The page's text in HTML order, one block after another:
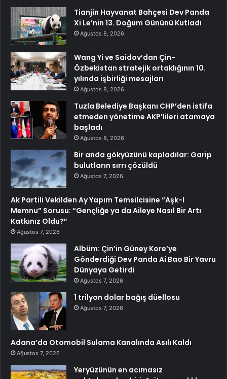
Tianjin Hayvanat Bahçesi Dev Panda
Xi Le’nin 13. Doğum Gününü Kutladı
Ağustos 8, 2026
Wang Yi ve Saidov’dan Çin-
Özbekistan stratejik ortaklığının 10.
yılında işbirliği mesajları
Ağustos 8, 2026
Tuzla Belediye Başkanı CHP’den istifa
etmeden yönetime AKP’lileri atamaya
başladı
Ağustos 8, 2026
Bir anda gökyüzünü kapladılar: Garip
bulutların sırrı çözüldü
Ağustos 7, 2026
Ak Partili Vekilden Ay Yapım Temsilcisine “Aşk-I
Memnu” Sorusu: “Gençliğe ya da Aileye Nasıl Bir Artı
Katkınız Oldu?”
Ağustos 7, 2026
Albüm: Çin’in Güney Kore’ye
Gönderdiği Dev Panda Ai Bao Bir Yavru
Dünyaya Getirdi
Ağustos 7, 2026
1 trilyon dolar bağış düellosu
Ağustos 7, 2026
Adana’da Otomobil Sulama Kanalında Asılı Kaldı
Ağustos 7, 2026
Yeryüzünün en acımasız